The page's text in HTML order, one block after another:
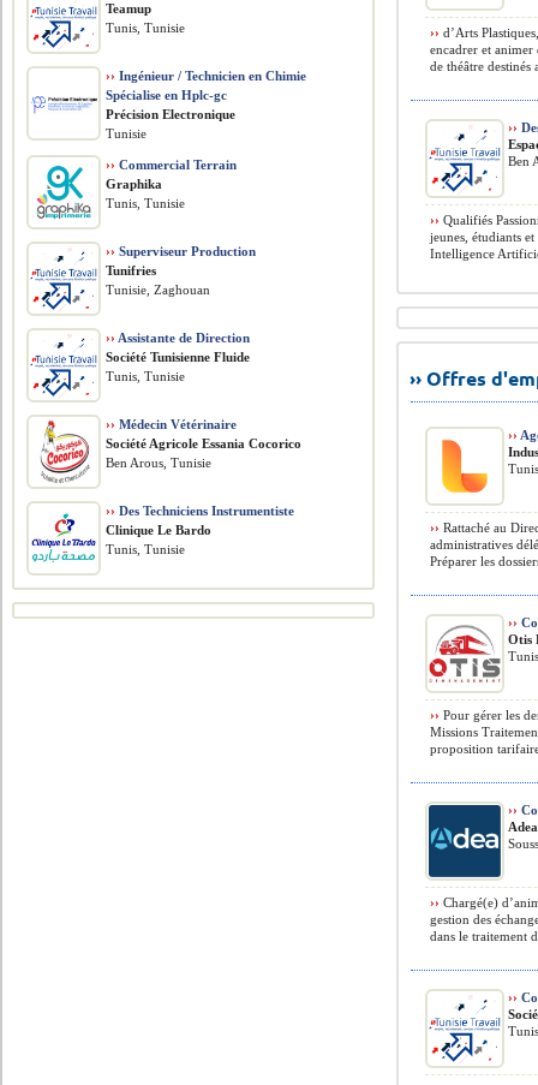
›› d’Arts
encadrer et animer
de théâtre destinés
››
Ben
›› Qualifiés
jeunes, étudiants
Intelligence
›› Offres
››
›› Rattaché au
administratives
Préparer les
››
Otis
›› Pour gérer les
Missions
proposition
››
Adea
›› Chargé(e)
gestion des
dans le traitement
››
Teamup
Tunis, Tunisie
›› Ingénieur / Technicien en Chimie
Spécialise en Hplc-gc
Précision Electronique
Tunisie
›› Commercial Terrain
Graphika
Tunis, Tunisie
›› Superviseur Production
Tunifries
Tunisie, Zaghouan
›› Assistante de Direction
Société Tunisienne Fluide
Tunis, Tunisie
›› Médecin Vétérinaire
Société Agricole Essania Cocorico
Ben Arous, Tunisie
›› Des Techniciens Instrumentiste
Clinique Le Bardo
Tunis, Tunisie